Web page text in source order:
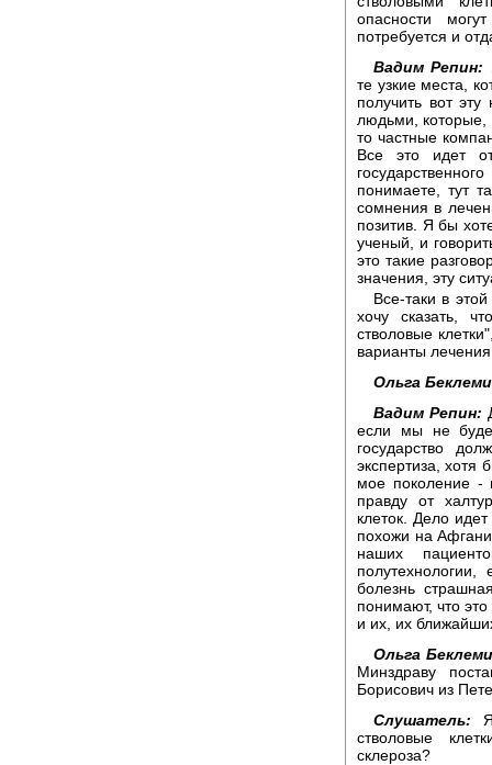
опасности
потребуется и
Вадим Репин:
те узкие места,
получить вот
людьми, которые,
то частные
Все это идет
понимаете, тут
сомнения в
позитив. Я бы
ученый, и
это такие
значения, эту
Все-таки в
хочу сказать,
стволовые
варианты
Ольга
Вадим Репин:
если мы не
государство
экспертиза, хотя
мое поколение -
правду от
клеток. Дело
похожи на
наших
болезнь
понимают, что
и их, их
Ольга
Минздраву
Борисович из
Слушатель:
стволовые
склероза?